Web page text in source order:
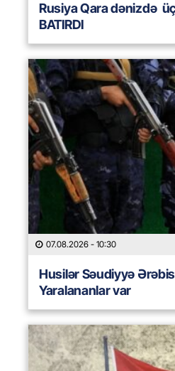
Rusiya Qara dənizdə
BATIRDI
07.08.2026 - 10:30
Husilər Səudiyyə
Yaralananlar var